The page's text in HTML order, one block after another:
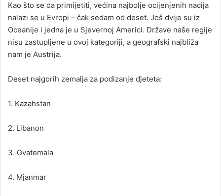
Kao što se da primijetiti, većina najbolje ocijenjenih nacija
nalazi se u Evropi – čak sedam od deset. Još dvije su iz
Oceanije i jedna je u Sjevernoj Americi. Države naše regije
nisu zastupljene u ovoj kategoriji, a geografski najbliža
nam je Austrija.
Deset najgorih zemalja za podizanje djeteta:
1. Kazahstan
2. Libanon
3. Gvatemala
4. Mjanmar